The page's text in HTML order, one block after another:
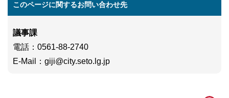
このページに関するお問い合わせ先
議事課
電話 ：0561-88-2740
E-Mail
： giji@city.seto.lg.jp